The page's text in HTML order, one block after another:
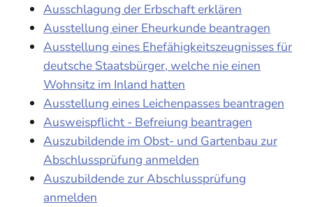
Ausschlagung der Erbschaft erklären
Ausstellung einer Eheurkunde beantragen
Ausstellung eines Ehefähigkeitszeugnisses für
deutsche Staatsbürger, welche nie einen
Wohnsitz im Inland hatten
Ausstellung eines Leichenpasses beantragen
Ausweispflicht - Befreiung beantragen
Auszubildende im Obst- und Gartenbau zur
Abschlussprüfung anmelden
Auszubildende zur Abschlussprüfung
anmelden